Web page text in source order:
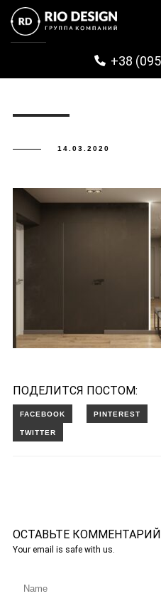
+38
VARSHAVSKIY
14.03.2020
ПОДЕЛИТСЯ ПОСТОМ:
ОСТАВЬТЕ КОММЕНТАРИЙ
Your email is safe with us.